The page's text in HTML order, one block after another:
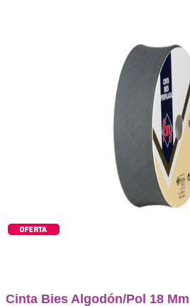
Cinta Bies Algodón/Pol 18 Mm